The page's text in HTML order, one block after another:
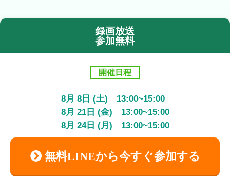
録画放送
参加無料
開催日程
8月 8日 (土) 13:00~15:00
8月 21日 (金) 13:00~15:00
8月 24日 (月) 13:00~15:00
無料LINEから今すぐ参加する